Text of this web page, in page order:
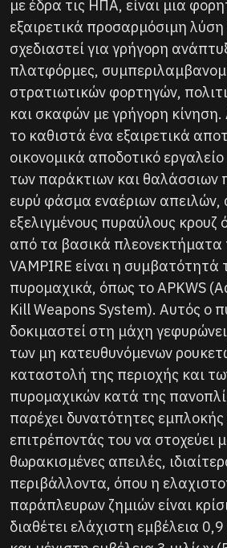
με έδρα τις ΗΠΑ, είναι μια
εξαιρετικά προσαρμόσιμη
σχεδιαστεί για γρήγορη
πλατφόρμες,
στρατιωτικών φορτηγών,
και σκαφών με γρήγορη κίνηση.
το καθιστά ένα εξαιρετικά
οικονομικά αποδοτικό
των παράκτιων και θαλάσσιων
ευρύ φάσμα εναέριων
εξελιγμένους πυραύλους
από τα βασικά πλεονεκτήματα
VAMPIRE είναι η συμβατότητά
πυρομαχικά, όπως το APKWS
Kill Weapons System). Αυτός ο
δοκιμαστεί στη μάχη
των μη κατευθυνόμενων
καταστολή της περιοχής και
πυρομαχικών κατά της
παρέχει δυνατότητες εμπλοκής
επιτρέποντάς του να στοχεύει
θωρακισμένες απειλές,
περιβάλλοντα, όπου η
παράπλευρων ζημιών είναι
διαθέτει ελάχιστη εμβέλεια